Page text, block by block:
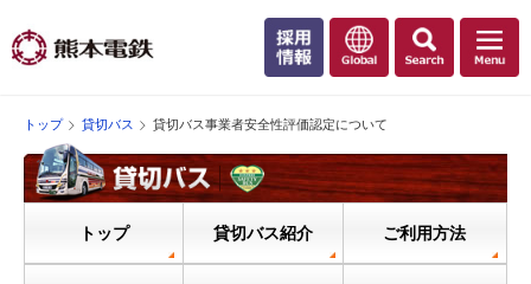
トップ 貸切バス 貸切バス事業者安全性評価認定について
トップ 貸切バス紹介 ご利用方法